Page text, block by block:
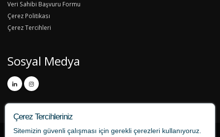
Veri Sahibi Başvuru Formu
Çerez Politikası
Çerez Tercihleri
Sosyal Medya
Çerez Tercihleriniz
Sitemizin güvenli çalışması için gerekli çerezleri kullanıyoruz.